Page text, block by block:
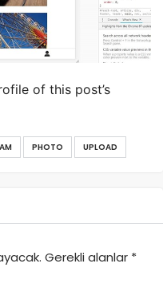
of this post’s
PHOTO UPLOAD
Gerekli alanlar *